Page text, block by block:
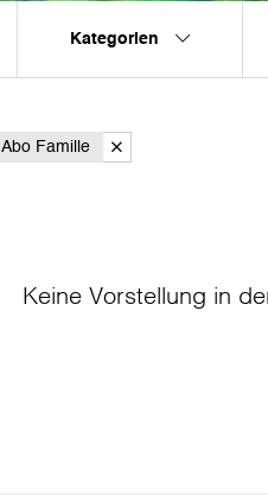
Kategorien
Abo Famille
Keine Vorstellung in